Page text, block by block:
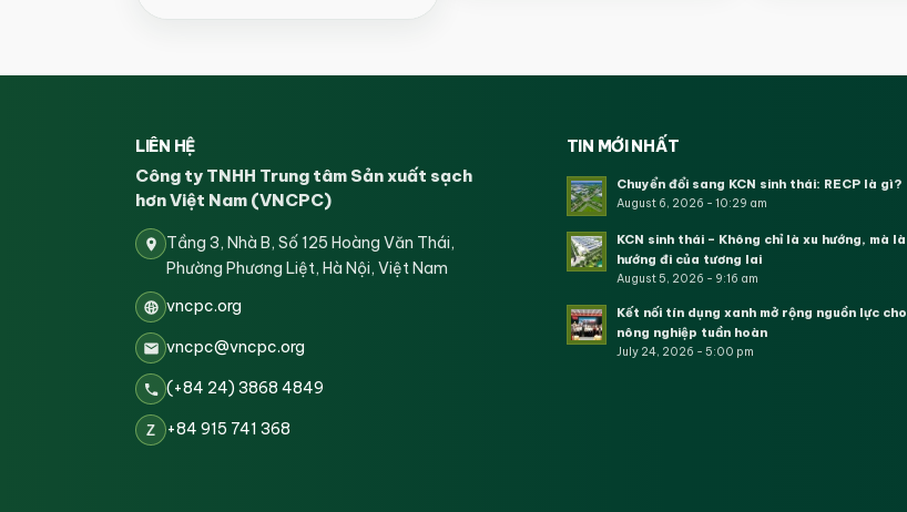
LIÊN HỆ
Công ty TNHH Trung tâm Sản xuất sạch
hơn Việt Nam (VNCPC)
Tầng 3, Nhà B, Số 125 Hoàng Văn Thái,
Phường Phương Liệt, Hà Nội, Việt Nam
vncpc.org
vncpc@vncpc.org
(+84 24) 3868 4849
Z +84 915 741 368
TIN MỚI NHẤT
Chuyển đổi sang KCN sinh thái: RECP là gì?
August 6, 2026 - 10:29 am
KCN sinh thái – Không chỉ là xu hướng, mà là
hướng đi của tương lai
August 5, 2026 - 9:16 am
Kết nối tín dụng xanh mở rộng nguồn lực cho
nông nghiệp tuần hoàn
July 24, 2026 - 5:00 pm